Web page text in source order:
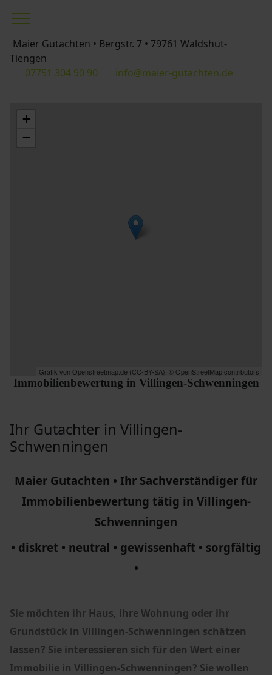
Mobile Menu Toggle
Maier Gutachten • Bergstr. 7 • 79761 Waldshut-
Tiengen
07751 304 90 90
info@maier-gutachten.de
+
−
Grafik von Openstreetmap.de(CC-BY-SA), © OpenStreetMap contributors
Immobilienbewertung in Villingen-Schwenningen
Ihr Gutachter in Villingen-
Schwenningen
Maier Gutachten • Ihr Sachverständiger für
Immobilienbewertung tätig in Villingen-
Schwenningen
• diskret • neutral • gewissenhaft • sorgfältig
•
Sie möchten ihr Haus, ihre Wohnung oder ihr
Grundstück in Villingen-Schwenningen schätzen
lassen? Sie interessieren sich für den Wert einer
Immobilie in Villingen-Schwenningen? Sie wollen